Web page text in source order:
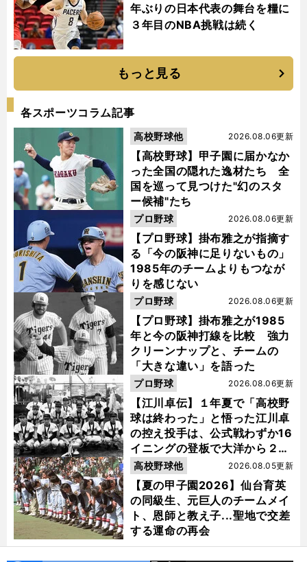
年ぶりの日本代表の舞台を糧に
３年目のNBA挑戦は続く
もっと見る
各スポーツコラム記事
【高校野球】甲子園に届かなか
った全国の隠れた逸材たち 全
国を巡って見つけた"幻のスタ
ー候補"たち
2026.08.06更新
高校野球他
【プロ野球】掛布雅之が指摘す
る「今の阪神に足りないもの」
1985年のチームよりもつなが
りを感じない
2026.08.06更新
プロ野球
【プロ野球】掛布雅之が1985
年と今の阪神打線を比較 強力
クリーンナップと、チームの
「大きな違い」を語った
2026.08.06更新
プロ野球
【江川卓伝】１年夏で「高校野
球は終わった」と悟った江川卓
の控え投手は、公式戦わずか16
イニングの登板で大洋から２位
指名を受けた
2026.08.06更新
プロ野球
【夏の甲子園2026】仙台育英
の同級生、元巨人のチームメイ
ト、恩師と教え子...聖地で交差
する運命の再会
2026.08.05更新
高校野球他